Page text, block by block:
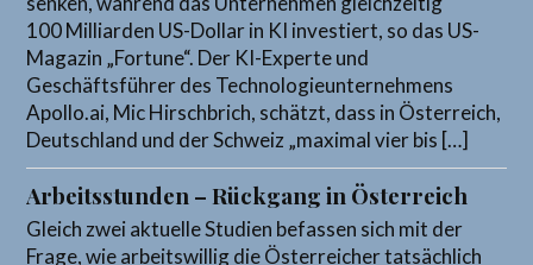
100 Milliarden US-Dollar in KI investiert, so das US-
Magazin „Fortune“. Der KI-Experte und
Geschäftsführer des Technologieunternehmens
Apollo.ai, Mic Hirschbrich, schätzt, dass in Österreich,
Deutschland und der Schweiz „maximal vier bis […]
Arbeitsstunden – Rückgang in Österreich
Gleich zwei aktuelle Studien befassen sich mit der
Frage, wie arbeitswillig die Österreicher tatsächlich